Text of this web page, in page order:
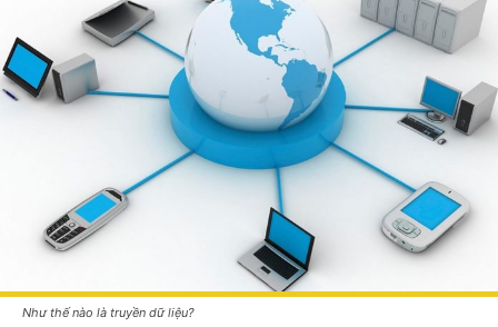
Như thế nào là truyền dữ liệu?